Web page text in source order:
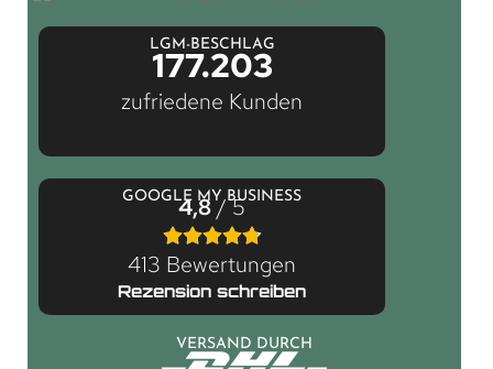
LGM-BESCHLAG
177.203
zufriedene Kunden
GOOGLE MY BUSINESS
4,8/ 5
413 Bewertungen
Rezension schreiben
VERSAND DURCH